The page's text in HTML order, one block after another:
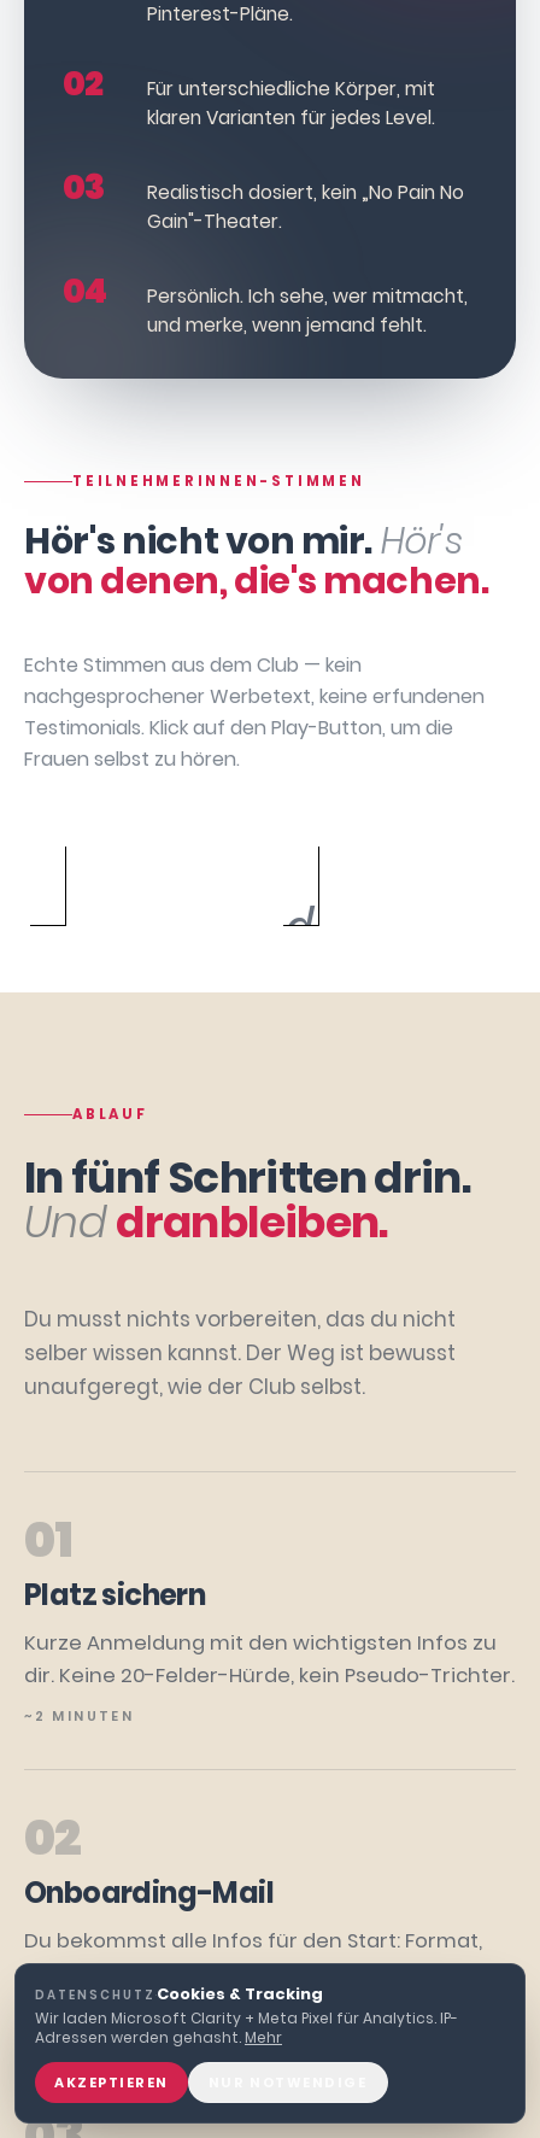
Pinterest-Pläne.
02
Für unterschiedliche Körper, mit
klaren Varianten für jedes Level.
03
Realistisch dosiert, kein „No Pain No
Gain"-Theater.
04
Persönlich. Ich sehe, wer mitmacht,
und merke, wenn jemand fehlt.
TEILNEHMERINNEN-STIMMEN
Hör's nicht von mir.Hör's
von denen, die's machen.
Echte Stimmen aus dem Club — kein
nachgesprochener Werbetext, keine erfundenen
Testimonials. Klick auf den Play-Button, um die
Frauen selbst zu hören.
Sarah Chatzikas
ABLAUF
In fünf Schritten drin.
Unddranbleiben.
Du musst nichts vorbereiten, das du nicht
selber wissen kannst. Der Weg ist bewusst
unaufgeregt, wie der Club selbst.
01
Platz sichern
Kurze Anmeldung mit den wichtigsten Infos zu
dir. Keine 20-Felder-Hürde, kein Pseudo-Trichter.
~2 MINUTEN
02
Onboarding-Mail
Du bekommst alle Infos für den Start: Format,
Zugang, was du brauchst, was dich erwartet.
DIREKT NACH BESTÄTIGUNG
DATENSCHUTZ ·Cookies & Tracking
Wir laden Microsoft Clarity + Meta Pixel für Analytics. IP-
Adressen werden gehasht. Mehr
AKZEPTIEREN